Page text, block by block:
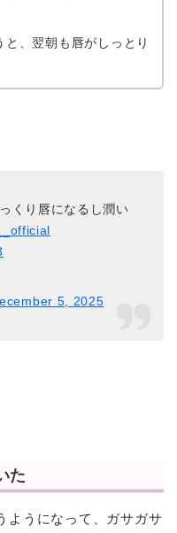
、翌朝も唇がしっとり
くり唇になるし潤い
5, 2025
た
ようになって、ガサガサ